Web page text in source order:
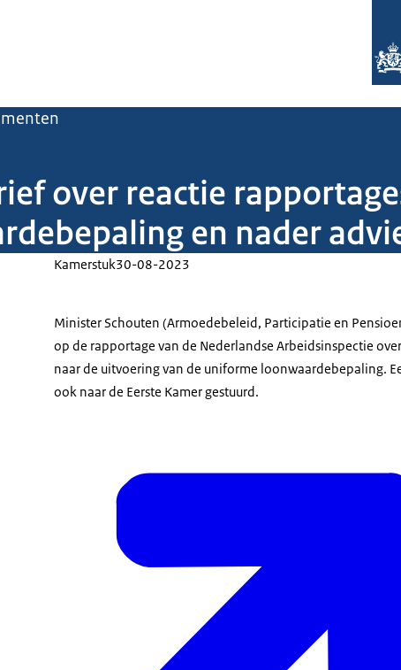
over reactie
en nader
Kamerstuk30-08-2023
Minister Schouten (Armoedebeleid, Participatie en
op de rapportage van de Nederlandse Arbeidsinspectie
naar de uitvoering van de uniforme loonwaardebepaling.
ook naar de Eerste Kamer gestuurd.